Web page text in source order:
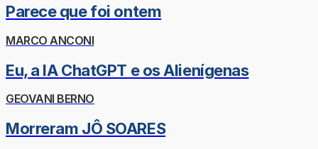
Parece que foi ontem
MARCO ANCONI
Eu, a IA ChatGPT e os Alienígenas
GEOVANI BERNO
Morreram JÔ SOARES